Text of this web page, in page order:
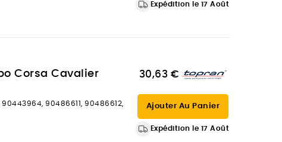
Expédition le 17 Août
Corsa Cavalier
90443964, 90486611, 90486612,
30,63 €
Ajouter Au Panier
Expédition le 17 Août